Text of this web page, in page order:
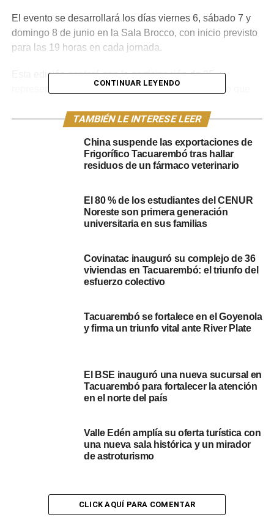
El evento se desarrollará los días viernes 6, sábado 7 y
domingo 8 de junio en la Sala Brocco, con inicio previsto
para las 19 horas en cada jornada.
Esta edición contará con la participación de 35
representantes de diversas localidades del país, lo que
Mercedes, Rivera, Carmelo, Paysandú, San José de
diferentes puntos de Tacuarembó como San Gregorio de
Polanco, Paso de los Toros y Curtina, se darán cita para
CONTINUAR LEYENDO
TAMBIÉN LE INTERESE LEER
China suspende las exportaciones de
Frigorífico Tacuarembó tras hallar
residuos de un fármaco veterinario
El 80 % de los estudiantes del CENUR
Noreste son primera generación
universitaria en sus familias
Covinatac inauguró su complejo de 36
viviendas en Tacuarembó: el triunfo del
esfuerzo colectivo
Tacuarembó se fortalece en el Goyenola
y firma un triunfo vital ante River Plate
El BSE inauguró una nueva sucursal en
Tacuarembó para fortalecer la atención
en el norte del país
Valle Edén amplía su oferta turística con
una nueva sala histórica y un mirador
de astroturismo
CLICK AQUÍ PARA COMENTAR